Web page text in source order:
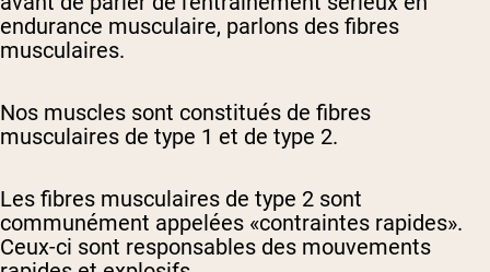
endurance musculaire, parlons des fibres
musculaires.
Nos muscles sont constitués de fibres
musculaires de type 1 et de type 2.
Les fibres musculaires de type 2 sont
communément appelées «contraintes rapides».
Ceux-ci sont responsables des mouvements